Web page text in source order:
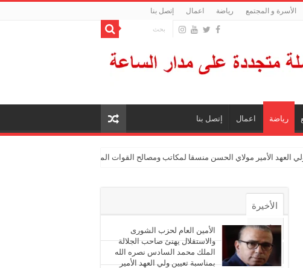
الأسرة و المجتمع رياضة اعمال إتصل بنا
رياضة اعمال إتصل بنا
العهد الأمير مولاي الحسن منسقا لمكاتب ومصالح القوات المسلحة الملكية
الأخيرة
الأشهر
تعليقات
الأمين العام لحزب الشورى
والاستقلال يهنئ صاحب الجلالة
الملك محمد السادس نصره الله
بمناسبة تعيين ولي العهد الأمير